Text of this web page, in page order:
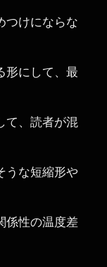
つけにならな
形にして、最
て、読者が混
うな短縮形や
係性の温度差